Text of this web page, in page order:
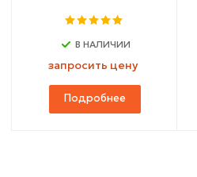
В НАЛИЧИИ
запросить цену
Подробнее